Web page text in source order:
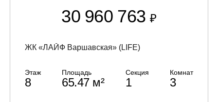
30 960 763₽
ЖК «ЛАЙФ Варшавская» (LIFE)
Этаж
8
Площадь
65.47 м²
Секция
1
Комнат
3